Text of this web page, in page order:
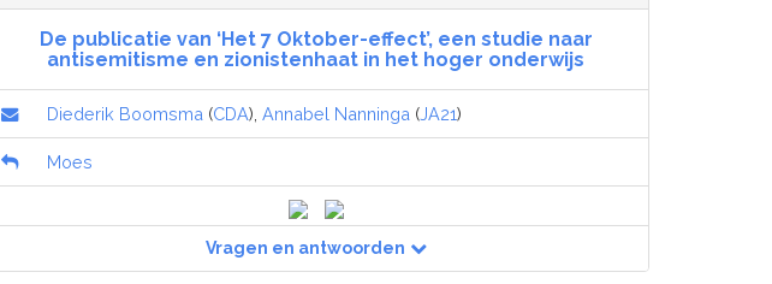
De publicatie van ‘Het 7 Oktober-effect’, een studie naar
antisemitisme en zionistenhaat in het hoger onderwijs
Diederik Boomsma (CDA), Annabel Nanninga (JA21)
Moes
Vragen en antwoorden